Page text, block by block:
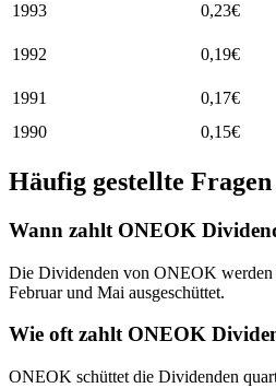
1993 0,23€
1992 0,19€
1991 0,17€
1990
0,15€
Häufig gestellte Fragen
Wann zahlt ONEOK
Die Dividenden von ONEOK werden
Februar und Mai ausgeschüttet.
Wie oft zahlt ONEOK
ONEOK schüttet die Dividenden